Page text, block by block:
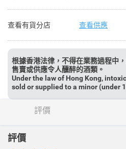
查看有貨分店 查看供應
根據香港法律，不得在業務過程中
售賣或供應令人醺醉的酒類。
Under the law of Hong Kong,
sold or supplied to a minor (under
評價
評價